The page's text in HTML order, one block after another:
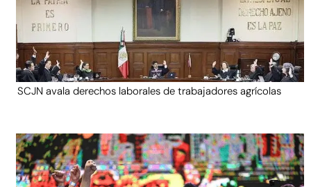
SCJN avala derechos laborales de trabajadores agrícolas